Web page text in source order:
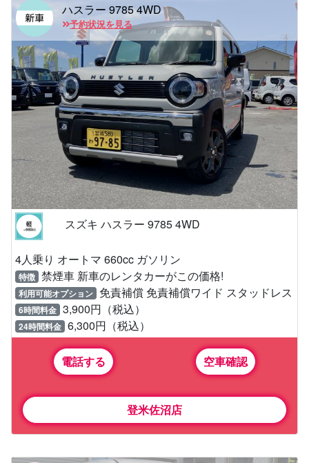
ハスラー 9785 4WD
予約状況を見る
スズキ ハスラー 9785 4WD
4人乗り オートマ 660cc ガソリン
特徴 禁煙車 新車のレンタカーがこの価格!
利用可能オプション 免責補償 免責補償ワイド スタッドレス
6時間料金 3,900円（税込）
24時間料金 6,300円（税込）
電話する 空車確認
登米佐沼店